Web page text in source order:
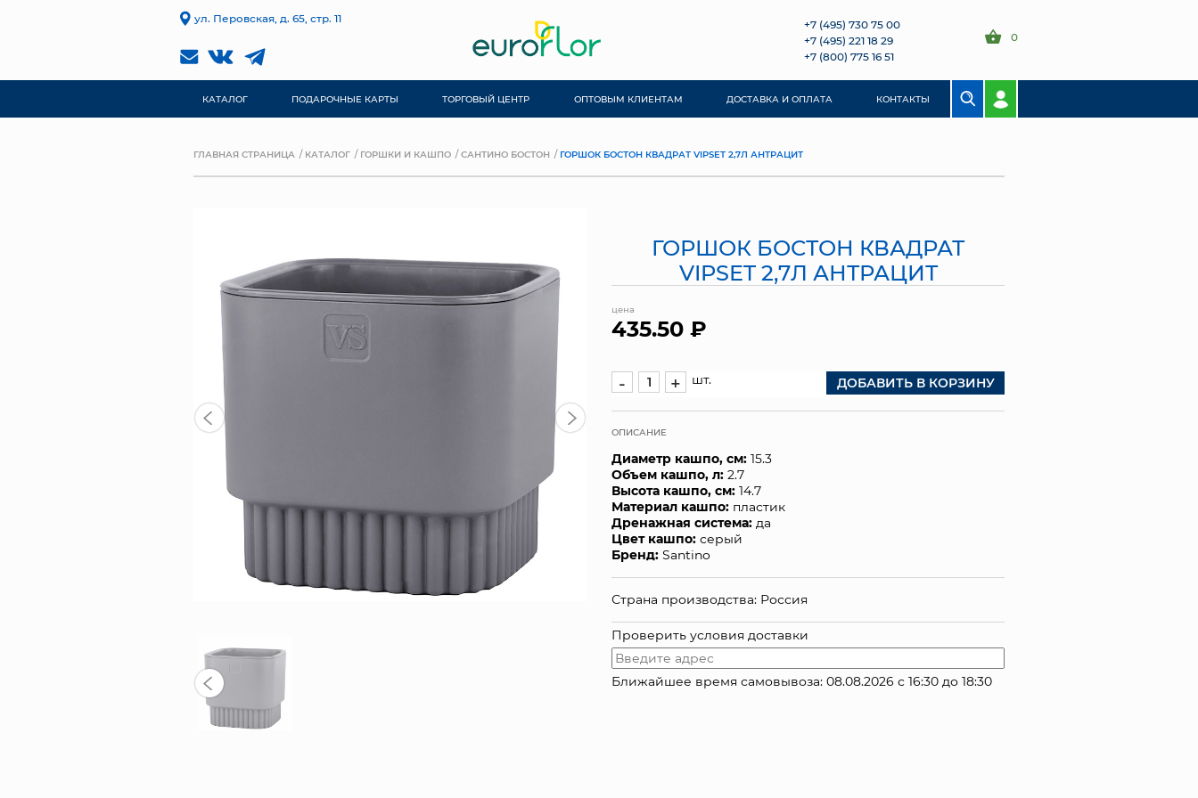
ул. Перовская, д. 65, стр. 11
+7 (495) 730 75 00
+7 (495) 221 18 29
+7 (800) 775 16 51
0
КАТАЛОГ ПОДАРОЧНЫЕ КАРТЫ ТОРГОВЫЙ ЦЕНТР ОПТОВЫМ КЛИЕНТАМ ДОСТАВКА И ОПЛАТА КОНТАКТЫ
ГЛАВНАЯ СТРАНИЦА КАТАЛОГ ГОРШКИ И КАШПО САНТИНО БОСТОН ГОРШОК БОСТОН КВАДРАТ VIPSET 2,7Л АНТРАЦИТ
ГОРШОК БОСТОН КВАДРАТ
VIPSET 2,7Л АНТРАЦИТ
цена
435.50 ₽
- + шт. ДОБАВИТЬ В КОРЗИНУ
ОПИСАНИЕ
Диаметр кашпо, см: 15.3
Объем кашпо, л: 2.7
Высота кашпо, см: 14.7
Материал кашпо: пластик
Дренажная система: да
Цвет кашпо: серый
Бренд: Santino
Страна производства: Россия
Проверить условия доставки
Ближайшее время самовывоза: 08.08.2026 с 16:30 до 18:30